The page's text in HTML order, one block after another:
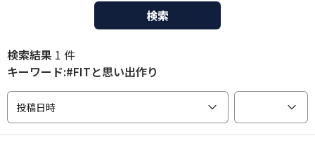
検索
検索結果 1 件
キーワード:#FITと思い出作り
投稿日時